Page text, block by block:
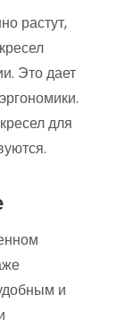
растут,
Это дает
для
и